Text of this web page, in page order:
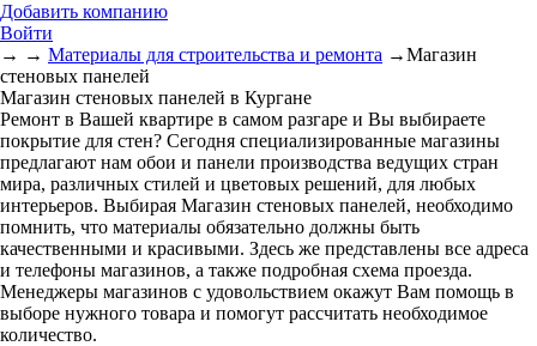
Добавить компанию
Войти
→ → Материалы для строительства и ремонта →Магазин
стеновых панелей
Магазин стеновых панелей в Кургане
Ремонт в Вашей квартире в самом разгаре и Вы выбираете
покрытие для стен? Сегодня специализированные магазины
предлагают нам обои и панели производства ведущих стран
мира, различных стилей и цветовых решений, для любых
интерьеров. Выбирая Магазин стеновых панелей, необходимо
помнить, что материалы обязательно должны быть
качественными и красивыми. Здесь же представлены все адреса
и телефоны магазинов, а также подробная схема проезда.
Менеджеры магазинов с удовольствием окажут Вам помощь в
выборе нужного товара и помогут рассчитать необходимое
количество.